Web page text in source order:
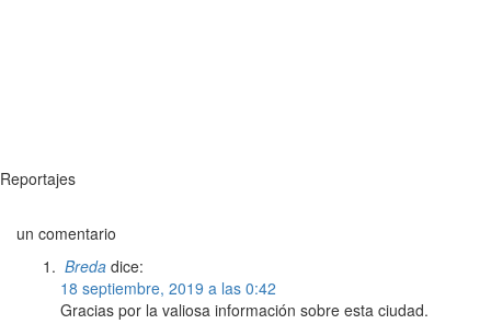
Reportajes
un comentario
Breda dice:
18 septiembre, 2019 a las 0:42
Gracias por la valiosa información sobre esta ciudad.